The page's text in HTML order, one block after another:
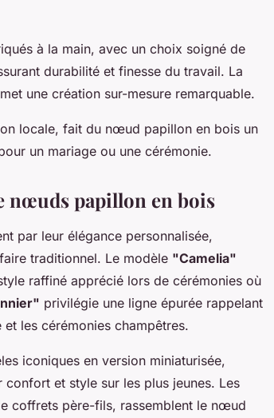
à la main, avec un choix soigné de
durabilité et finesse du travail. La
une création sur-mesure remarquable.
locale, fait du nœud papillon en bois un
un mariage ou une cérémonie.
nœuds papillon en bois
par leur élégance personnalisée,
traditionnel. Le modèle "Camelia"
raffiné apprécié lors de cérémonies où
privilégie une ligne épurée rappelant
les cérémonies champêtres.
iconiques en version miniaturisée,
et style sur les plus jeunes. Les
coffrets père-fils, rassemblent le nœud